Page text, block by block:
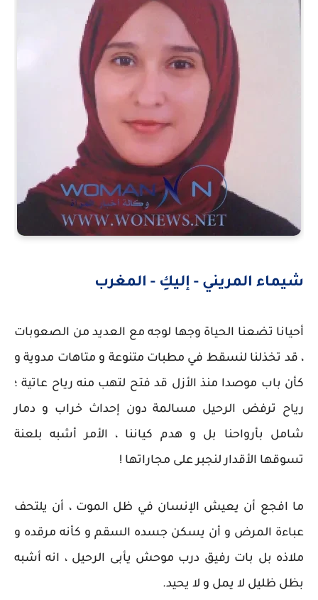
شيماء المريني - إليكِ - المغرب
أحيانا تضعنا الحياة وجها لوجه مع العديد من الصعوبات
، قد تخذلنا لنسقط في مطبات متنوعة و متاهات مدوية و
كأن باب موصدا منذ الأزل قد فتح لتهب منه رياح عاتية ؛
رياح ترفض الرحيل مسالمة دون إحداث خراب و دمار
شامل بأرواحنا بل و هدم كياننا ، الأمر أشبه بلعنة
تسوقها الأقدار لنجبر على مجاراتها !
ما افجع أن يعيش الإنسان في ظل الموت ، أن يلتحف
عباءة المرض و أن يسكن جسده السقم و كأنه مرقده و
ملاذه بل بات رفيق درب موحش يأبى الرحيل ، انه أشبه
بظل ظليل لا يمل و لا يحيد.